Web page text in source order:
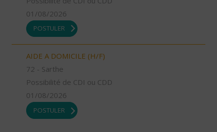
01/08/2026
POSTULER
AIDE A DOMICILE (H/F)
72 - Sarthe
Possibilité de CDI ou CDD
01/08/2026
POSTULER